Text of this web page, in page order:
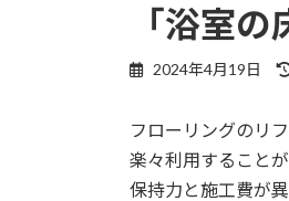
「浴室
2024年4月19日
フローリングのリ
楽々利用すること
保持力と施工費が